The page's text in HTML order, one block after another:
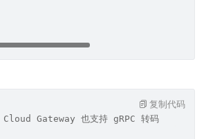
Gateway 也支持 gRPC 转码
复制代码